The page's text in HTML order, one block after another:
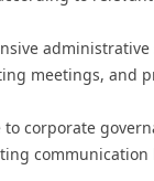
meetings, and
to corporate